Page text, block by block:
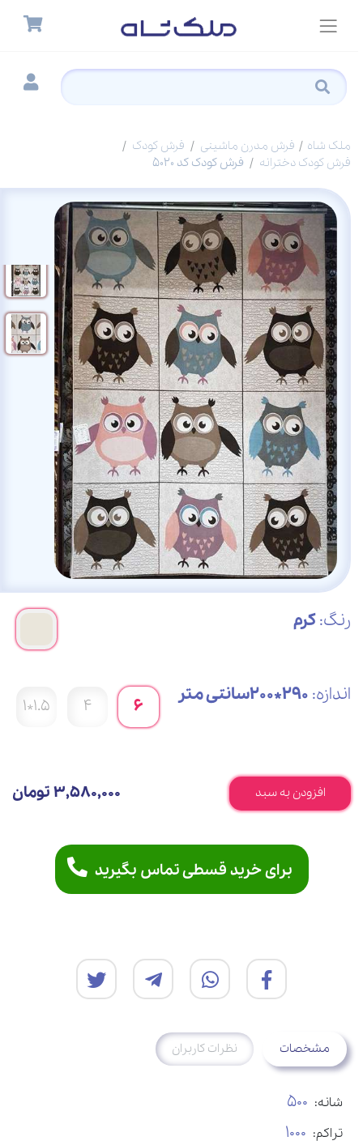
ملک شاه فرش مدرن ماشینی
فرش کودک
فرش کودک دخترانه
فرش کودک کد 5020
رنگ:کرم
اندازه: 290*200سانتی متر 6
4
1.5*1
افزودن به سبد 3,580,000 تومان
برای خرید قسطی تماس بگیرید
مشخصات نظرات کاربران
شانه: 500
تراکم: 1000